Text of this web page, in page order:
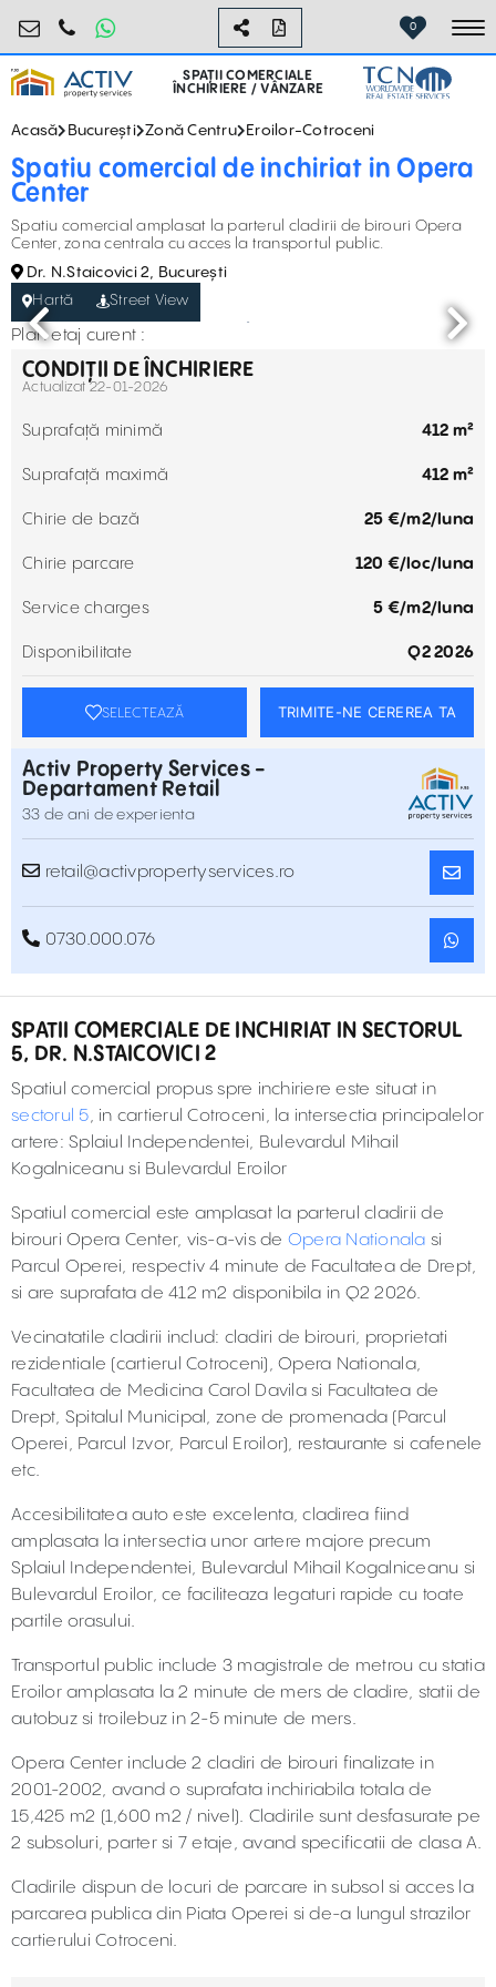
retail@activpropertyservices.ro
0730.000.076 0
SPAȚII COMERCIALE
ÎNCHIRIERE / VÂNZARE
Acasă București Zonă Centru Eroilor-Cotroceni
Spatiu comercial de inchiriat in Opera
Center
Spatiu comercial amplasat la parterul cladirii de birouri Opera
Center, zona centrala cu acces la transportul public.
Dr. N.Staicovici 2, București
Hartă
Street View
Plan etaj curent :
CONDIȚII DE ÎNCHIRIERE
Actualizat 22-01-2026
Suprafață minimă 412 m²
Suprafață maximă 412 m²
Chirie de bază 25 €/m2/luna
Chirie parcare 120 €/loc/luna
Service charges 5 €/m2/luna
Disponibilitate Q2 2026
SELECTEAZĂ TRIMITE-NE CEREREA TA
Activ Property Services -
Departament Retail
33 de ani de experienta
retail@activpropertyservices.ro
0730.000.076
SPATII COMERCIALE DE INCHIRIAT IN SECTORUL
5, DR. N.STAICOVICI 2
Spatiul comercial propus spre inchiriere este situat in
sectorul 5, in cartierul Cotroceni, la intersectia principalelor
artere: Splaiul Independentei, Bulevardul Mihail
Kogalniceanu si Bulevardul Eroilor
Spatiul comercial este amplasat la parterul cladirii de
birouri Opera Center, vis-a-vis de Opera Nationala si
Parcul Operei, respectiv 4 minute de Facultatea de Drept,
si are suprafata de 412 m2 disponibila in Q2 2026.
Vecinatatile cladirii includ: cladiri de birouri, proprietati
rezidentiale (cartierul Cotroceni), Opera Nationala,
Facultatea de Medicina Carol Davila si Facultatea de
Drept, Spitalul Municipal, zone de promenada (Parcul
Operei, Parcul Izvor, Parcul Eroilor), restaurante si cafenele
etc.
Accesibilitatea auto este excelenta, cladirea fiind
amplasata la intersectia unor artere majore precum
Splaiul Independentei, Bulevardul Mihail Kogalniceanu si
Bulevardul Eroilor, ce faciliteaza legaturi rapide cu toate
partile orasului.
Transportul public include 3 magistrale de metrou cu statia
Eroilor amplasata la 2 minute de mers de cladire, statii de
autobuz si troilebuz in 2-5 minute de mers.
Opera Center include 2 cladiri de birouri finalizate in
2001-2002, avand o suprafata inchiriabila totala de
15,425 m2 (1,600 m2 / nivel). Cladirile sunt desfasurate pe
2 subsoluri, parter si 7 etaje, avand specificatii de clasa A.
Cladirile dispun de locuri de parcare in subsol si acces la
parcarea publica din Piata Operei si de-a lungul strazilor
cartierului Cotroceni.